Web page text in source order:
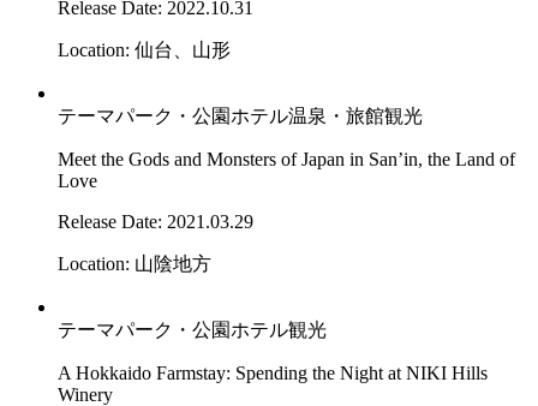
Release Date: 2022.10.31
Location: 仙台、山形
テーマパーク・公園 ホテル温泉・旅館観光
Meet the Gods and Monsters of Japan in San’in, the Land of
Love
Release Date: 2021.03.29
Location: 山陰地方
テーマパーク・公園 ホテル観光
A Hokkaido Farmstay: Spending the Night at NIKI Hills
Winery